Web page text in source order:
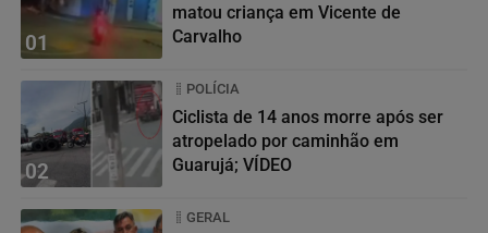
01
matou criança em Vicente de
Carvalho
02
POLÍCIA
Ciclista de 14 anos morre após ser
atropelado por caminhão em
Guarujá; VÍDEO
GERAL